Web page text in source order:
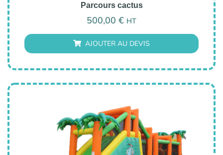
Parcours cactus
500,00 € HT
AJOUTER AU DEVIS